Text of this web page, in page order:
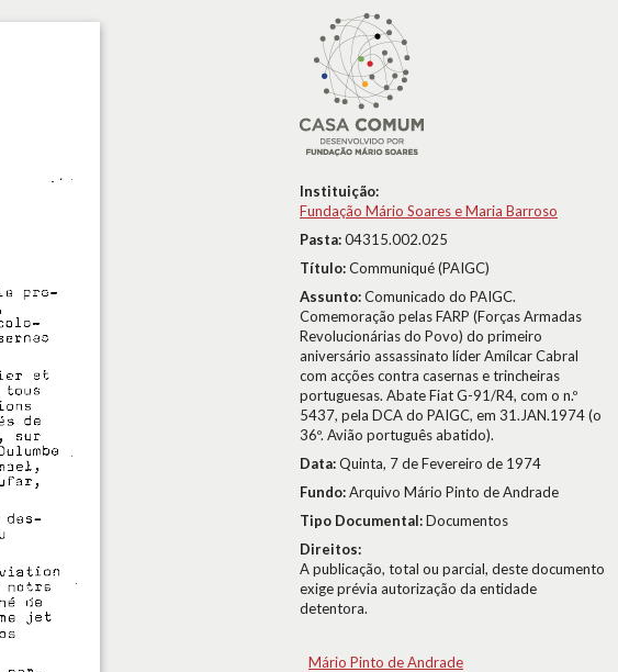
Instituição:
Fundação Mário Soares e Maria Barroso
Pasta:04315.002.025
Título:Communiqué (PAIGC)
Assunto:Comunicado do PAIGC.
Comemoração pelas FARP (Forças Armadas
Revolucionárias do Povo) do primeiro
aniversário assassinato líder Amílcar Cabral
com acções contra casernas e trincheiras
portuguesas. Abate Fiat G-91/R4, com o n.º
5437, pela DCA do PAIGC, em 31.JAN.1974 (o
36º. Avião português abatido).
Data:Quinta, 7 de Fevereiro de 1974
Fundo:Arquivo Mário Pinto de Andrade
Tipo Documental:Documentos
Direitos:
A publicação, total ou parcial, deste documento
exige prévia autorização da entidade
detentora.
Mário Pinto de Andrade